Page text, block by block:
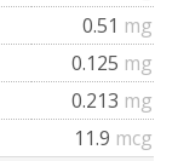
0.51 mg
0.125 mg
0.213 mg
11.9 mcg